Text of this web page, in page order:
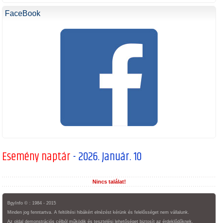
FaceBook
Esemény naptár- 2026. Január. 10
Nincs találat!
BgyInfo © : 1984 - 2015
Minden jog fenntartva. A feltöltési hibákért elnézést kérünk és felelősséget nem vállalunk.
Az oldal demonstrációs célból működik és tesztelési lehetőséget biztosít az érdeklődőknek.